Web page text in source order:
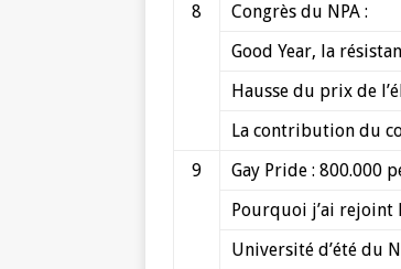
8
Congrès du NPA :
Good Year, la
Hausse du prix de
La contribution du
9
Gay Pride : 800.000
Pourquoi j’ai rejoint
Université d’été du